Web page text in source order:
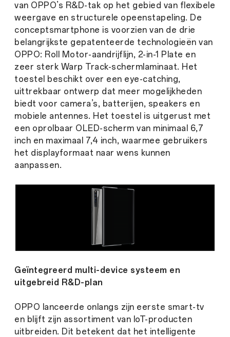
van OPPO’s R&D-tak op het gebied van flexibele
weergave en structurele opeenstapeling. De
conceptsmartphone is voorzien van de drie
belangrijkste gepatenteerde technologieën van
OPPO: Roll Motor-aandrijflijn, 2-in-1 Plate en
zeer sterk Warp Track-schermlaminaat. Het
toestel beschikt over een eye-catching,
uittrekbaar ontwerp dat meer mogelijkheden
biedt voor camera’s, batterijen, speakers en
mobiele antennes. Het toestel is uitgerust met
een oprolbaar OLED-scherm van minimaal 6,7
inch en maximaal 7,4 inch, waarmee gebruikers
het displayformaat naar wens kunnen
aanpassen.
Geïntegreerd multi-device systeem en
uitgebreid R&D-plan
OPPO lanceerde onlangs zijn eerste smart-tv
en blijft zijn assortiment van IoT-producten
uitbreiden. Dit betekent dat het intelligente